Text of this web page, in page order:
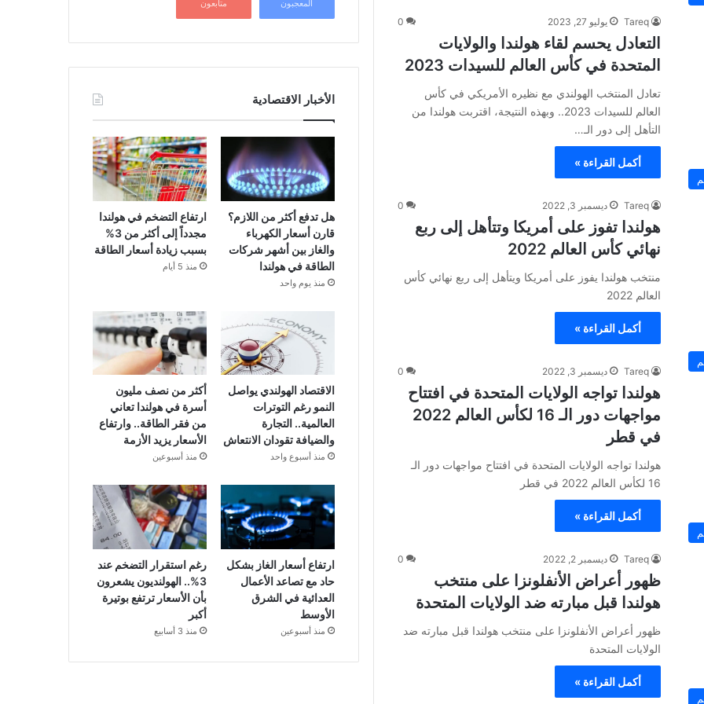
Tareq يوليو 27, 2023 0
التعادل يحسم لقاء هولندا والولايات
المتحدة في كأس العالم للسيدات 2023
تعادل المنتخب الهولندي مع نظيره الأمريكي في كأس
العالم للسيدات 2023.. وبهذه النتيجة، اقتربت هولندا من
التأهل إلى دور الـ…
أكمل القراءة »
Tareq ديسمبر 3, 2022 0
هولندا تفوز على أمريكا وتتأهل إلى ربع
نهائي كأس العالم 2022
منتخب هولندا يفوز على أمريكا ويتأهل إلى ربع نهائي كأس
العالم 2022
أكمل القراءة »
Tareq ديسمبر 3, 2022 0
هولندا تواجه الولايات المتحدة في افتتاح
مواجهات دور الـ 16 لكأس العالم 2022
في قطر
هولندا تواجه الولايات المتحدة في افتتاح مواجهات دور الـ
16 لكأس العالم 2022 في قطر
أكمل القراءة »
Tareq ديسمبر 2, 2022 0
ظهور أعراض الأنفلونزا على منتخب
هولندا قبل مبارته ضد الولايات المتحدة
ظهور أعراض الأنفلونزا على منتخب هولندا قبل مبارته ضد
الولايات المتحدة
أكمل القراءة »
المعجبون متابعون
الأخبار الاقتصادية
هل تدفع أكثر من اللازم؟
قارن أسعار الكهرباء
والغاز بين أشهر شركات
الطاقة في هولندا
منذ يوم واحد
ارتفاع التضخم في هولندا
مجدداً إلى أكثر من 3%
بسبب زيادة أسعار الطاقة
منذ 5 أيام
الاقتصاد الهولندي يواصل
النمو رغم التوترات
العالمية.. التجارة
والضيافة تقودان الانتعاش
منذ أسبوع واحد
أكثر من نصف مليون
أسرة في هولندا تعاني
من فقر الطاقة.. وارتفاع
الأسعار يزيد الأزمة
منذ أسبوعين
ارتفاع أسعار الغاز بشكل
حاد مع تصاعد الأعمال
العدائية في الشرق
الأوسط
منذ أسبوعين
رغم استقرار التضخم عند
3%.. الهولنديون يشعرون
بأن الأسعار ترتفع بوتيرة
أكبر
منذ 3 أسابيع